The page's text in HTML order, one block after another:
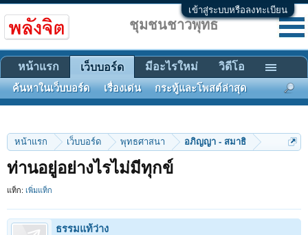
เข้าสู่ระบบหรือลงทะเบียน
หน้าแรก เว็บบอร์ด พุทธศาสนา อภิญญา - สมาธิ
ท่านอยู่อย่างไรไม่มีทุกข์
แท็ก: เพิ่มแท็ก
ธรรมแท้ว่าง
ชุมชนชาวพุทธ
หน้าแรก เว็บบอร์ด
ค้นหาในเว็บบอร์ด เรื่องเด่น กระทู้และโพสต์ล่าสุด
มีอะไรใหม่ วิดีโอ